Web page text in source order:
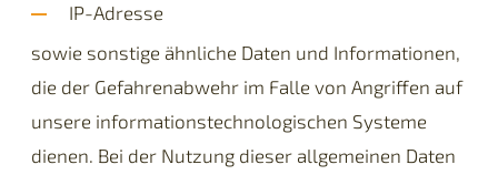
IP-Adresse
sowie sonstige ähnliche Daten und Informationen,
die der Gefahrenabwehr im Falle von Angriffen auf
unsere informationstechnologischen Systeme
dienen. Bei der Nutzung dieser allgemeinen Daten